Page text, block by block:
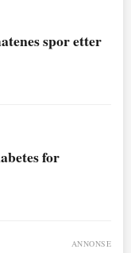
spor etter
for
ANNONSE